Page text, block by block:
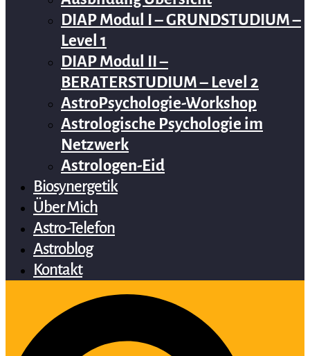
DIAP Modul I – GRUNDSTUDIUM –
Level 1
DIAP Modul II –
BERATERSTUDIUM – Level 2
AstroPsychologie-Workshop
Astrologische Psychologie im
Netzwerk
Astrologen-Eid
Biosynergetik
Über Mich
Astro-Telefon
Astroblog
Kontakt